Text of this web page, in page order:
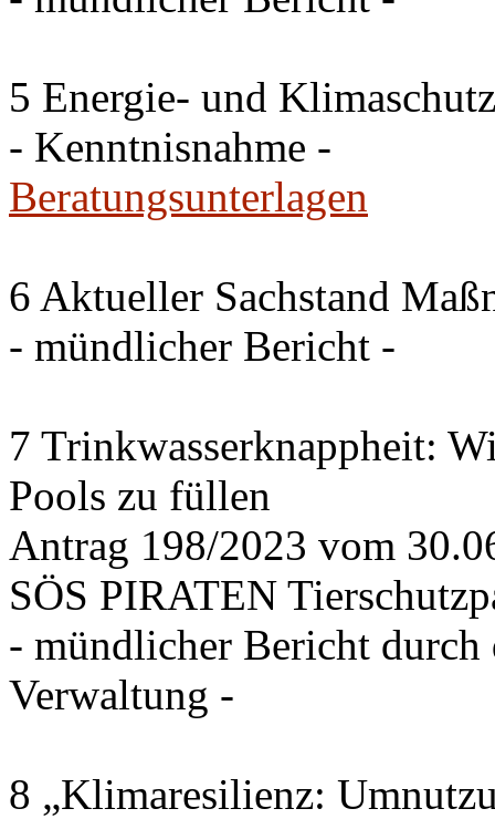
5 Energie- und
- Kenntnisnahme -
Beratungsunterlagen
6 Aktueller Sachstand
- mündlicher Bericht -
7 Trinkwasserknappheit:
Pools zu füllen
Antrag 198/2023 vom
SÖS PIRATEN
- mündlicher Bericht
Verwaltung -
8 „Klimaresilienz: